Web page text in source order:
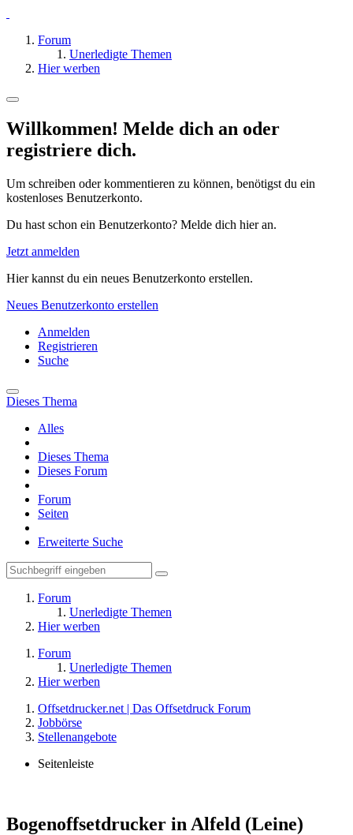
Forum
Unerledigte Themen
Hier werben
Willkommen! Melde dich an oder
registriere dich.
Um schreiben oder kommentieren zu können, benötigst du ein
kostenloses Benutzerkonto.
Du hast schon ein Benutzerkonto? Melde dich hier an.
Jetzt anmelden
Hier kannst du ein neues Benutzerkonto erstellen.
Neues Benutzerkonto erstellen
Anmelden
Registrieren
Suche
Dieses Thema
Alles
Dieses Thema
Dieses Forum
Forum
Seiten
Erweiterte Suche
Forum
Unerledigte Themen
Hier werben
Forum
Unerledigte Themen
Hier werben
Offsetdrucker.net | Das Offsetdruck Forum
Jobbörse
Stellenangebote
Seitenleiste
Bogenoffsetdrucker in Alfeld (Leine)